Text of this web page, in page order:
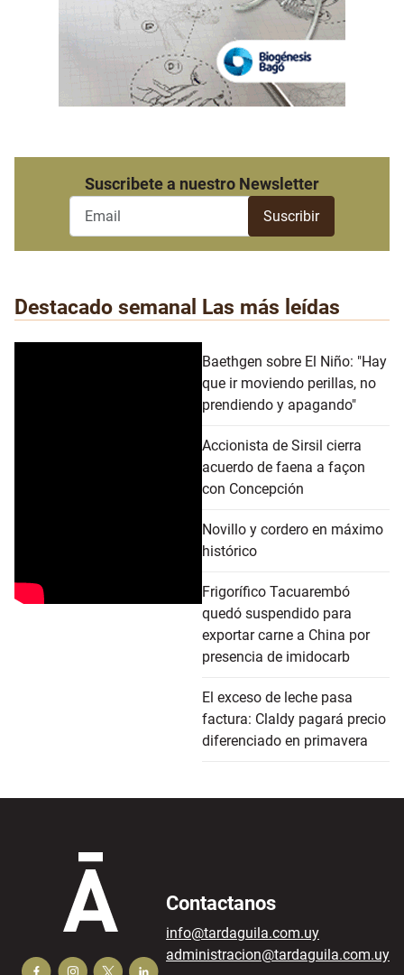
Suscribete a nuestro Newsletter
Destacado semanal Las más leídas
Baethgen sobre El Niño: "Hay
que ir moviendo perillas, no
prendiendo y apagando"
Accionista de Sirsil cierra
acuerdo de faena a façon
con Concepción
Novillo y cordero en máximo
histórico
Frigorífico Tacuarembó
quedó suspendido para
exportar carne a China por
presencia de imidocarb
El exceso de leche pasa
factura: Claldy pagará precio
diferenciado en primavera
Contactanos
info@tardaguila.com.uy
administracion@tardaguila.com.uy